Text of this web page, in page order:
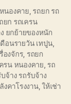
นองคาย, รถยก รถ
ยก รถเครน
ยกย้ายของหนัก
อนรายวัน เทปูน,
องจักร, รถยก
รน หนองคาย, รถ
จ้าง รถรับจ้าง
คาโรงงาน,ให้เช่า